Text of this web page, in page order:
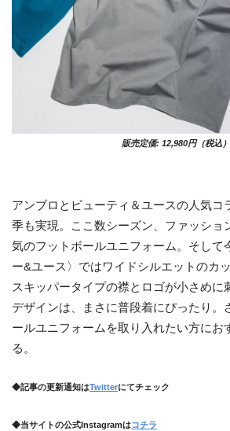
販売定価: 12,980円（税込）
アンブロとビューティ＆ユースの人気コ
季も実現。ここ数シーズン、ファッショ
気のフットボールユニフォーム。そして
ー&ユース〉ではワイドシルエットのカ
スキッパータイプの襟とロゴが小さめに
デザインは、まさに普段着にぴったり。
ールユニフォームを取り入れたい方にお
る。
◆記事の更新通知はTwitterにてチェック
◆当サイトの公式Instagramはコチラ